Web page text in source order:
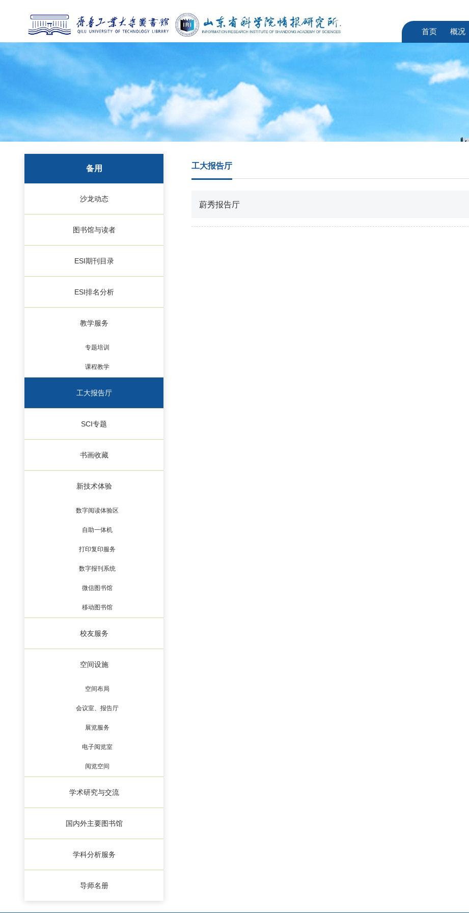
首页 概况
备用
沙龙动态
图书馆与读者
ESI期刊目录
ESI排名分析
教学服务
专题培训
课程教学
工大报告厅
SCI专题
书画收藏
新技术体验
数字阅读体验区
自助一体机
打印复印服务
数字报刊系统
微信图书馆
移动图书馆
校友服务
空间设施
空间布局
会议室、报告厅
展览服务
电子阅览室
阅览空间
学术研究与交流
国内外主要图书馆
学科分析服务
导师名册
工大报告厅
蔚秀报告厅